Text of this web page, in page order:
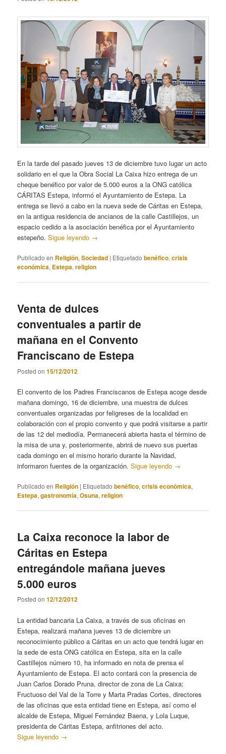
En la tarde del pasado jueves 13 de diciembre tuvo lugar un acto
solidario en el que la Obra Social La Caixa hizo entrega de un
cheque benéfico por valor de 5.000 euros a la ONG católica
CÁRITAS Estepa, informó el Ayuntamiento de Estepa. La
entrega se llevó a cabo en la nueva sede de Cáritas en Estepa,
en la antigua residencia de ancianos de la calle Castillejos, un
espacio cedido a la asociación benéfica por el Ayuntamiento
estepeño.Sigue leyendo →
Publicado en Religión,Sociedad | Etiquetado benéfico,crisis
económica, Estepa,religion
Venta de dulces
conventuales a partir de
mañana en el Convento
Franciscano de Estepa
Posted on15/12/2012
El convento de los Padres Franciscanos de Estepa acoge desde
mañana domingo, 16 de diciembre, una muestra de dulces
conventuales organizadas por feligreses de la localidad en
colaboración con el propio convento y que podrá visitarse a partir
de las 12 del mediodía. Permanecerá abierta hasta el término de
la misa de una y, posteriormente, abrirá de nuevo sus puertas
cada domingo en el mismo horario durante la Navidad,
informaron fuentes de la organización.Sigue leyendo →
Publicado en Religión | Etiquetado benéfico,crisis económica,
Estepa,gastronomía,Osuna,religion
La Caixa reconoce la labor de
Cáritas en Estepa
entregándole mañana jueves
5.000 euros
Posted on12/12/2012
La entidad bancaria La Caixa, a través de sus oficinas en
Estepa, realizará mañana jueves 13 de diciembre un
reconocimiento público a Cáritas en un acto que tendrá lugar en
la sede de esta ONG católica en Estepa, sita en la calle
Castillejos número 10, ha informado en nota de prensa el
Ayuntamiento de Estepa. El acto contará con la presencia de
Juan Carlos Dorado Pruna, director de zona de La Caixa;
Fructuoso del Val de la Torre y Marta Pradas Cortes, directores
de las oficinas que esta entidad tiene en Estepa, así como el
alcalde de Estepa, Miguel Fernández Baena, y Lola Luque,
presidenta de Cáritas Estepa, anfitriones del acto.
Sigue leyendo →